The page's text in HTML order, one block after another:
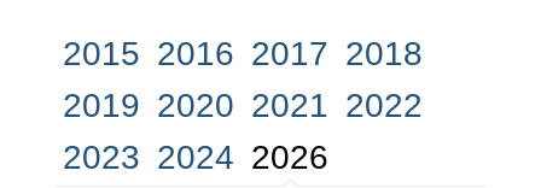
2015 2016 2017 2018
2019 2020 2021 2022
2023 2024 2026